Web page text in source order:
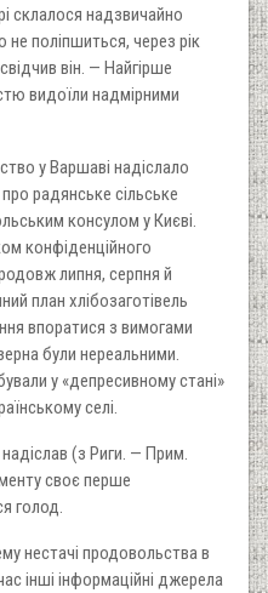
склалося надзвичайно
поліпшиться, через рік
він. — Найгірше
видоїли надмірними
у Варшаві надіслало
радянське сільське
консулом у Києві.
конфіденційного
липня, серпня й
план хлібозаготівель
впоратися з вимогами
були нереальними.
у «депресивному стані»
селі.
(з Риги. — Прим.
своє перше
голод.
нестачі продовольства в
інші інформаційні джерела